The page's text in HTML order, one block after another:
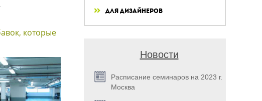
Для дизайнеров
Новости
Расписание семинаров на 2023 г.
Москва
которые